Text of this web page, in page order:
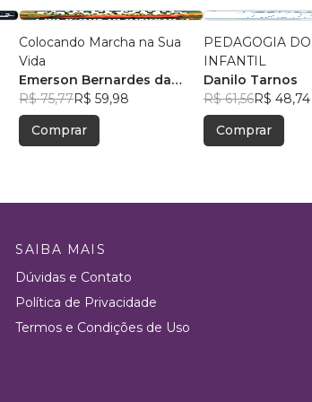
Colocando Marcha na Sua
Vida
Emerson Bernardes da
silva
R$ 75,77R$ 59,98
Comprar
PEDAGOGIA
INFANTIL
Danilo Tarnos
R$ 61,56R$ 48,74
Comprar
SAIBA MAIS
Dúvidas e Contato
Política de Privacidade
Termos e Condições de Uso